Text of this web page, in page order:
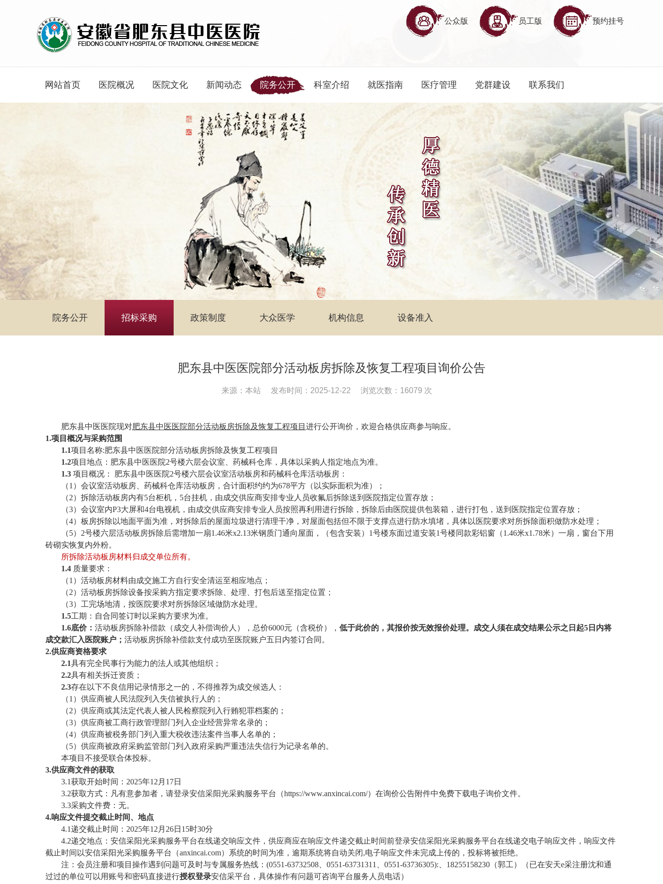
公众版 员工版 预约挂号
网站首页 医院概况 医院文化 新闻动态 院务公开 科室介绍 就医指南 医疗管理 党群建设 联系我们
院务公开 招标采购 政策制度 大众医学 机构信息 设备准入
肥东县中医医院部分活动板房拆除及恢复工程项目询价公告
来源：本站 发布时间：2025-12-22 浏览次数：16079 次
肥东县中医医院现对肥东县中医医院部分活动板房拆除及恢复工程项目 进行公开询价 ，欢迎合格供应商参与响应。
1.项目概况与采购范围
1.1项目 名称:肥东县中医医院部分活动板房拆除及恢复工程项目
1.2项目地点： 肥东县中医医院2号楼六层会议室、药械科仓库， 具体以采购人指定地点为准。
1.3 项目概况 ： 肥东县中医医院2号楼六层会议室活动板 房和药械科仓库活动板房：
（1）会议室活动板房、 药械科仓库活动板房， 合计面积约约为678平方（以实际面积为准）；
（2） 拆除活动板房内有5台柜机，5台挂机 ， 由成交供应商安排专业人员收氟后拆除送到医院指定位置存放 ；
（3）会议室内P3大屏和4台电视机，由成交供应商安排专业 人员按照再利用进行拆除，拆除后由医院提供包装箱，进行打包，送到医院指定位置存放；
（4）板房拆除以地面平面为准，对拆除后的屋面垃圾进行清理干净，对屋面包括但不限于支撑点进行防水填堵，具体以医院要求对所拆除面积做防水处理；
（5）2号楼六层活动板房拆除后需增加一扇1.46米x2.13米钢质门通向屋面，（包含安装）1号楼东面过道安装1号楼同款彩铝窗（1.46米x1.78米）一扇，窗台下用
砖砌实恢复内外粉。
所拆除活动板房材料归 成交单位所有。
1.4 质量要求：
（1） 活动板房材料由成交施工方自行安全清运至相应地点；
（2）活动板房拆除设备按采购方指定要求拆除、处理、打包后送至指定位置；
（3）工完场地清，按医院要求对所拆除区域做防水处理。
1.5工期 ： 自合同签订时以采购方要求为准。
1.6底价： 活动板房拆除补偿款（成交人补偿询价人） ， 总价6000元 （含税价）， 低于此价的，其报价按无效报价处理。 成交人须在成交结果公示之日起5日内将
成交款汇入医院账户； 活动板房拆除补偿款支付成功至医院账户五日内签订合同。
2.供应商资格要求
2.1具有完全民事行为能力的法人或其他组织；
2.2具有相关拆迁资质；
2.3存在以下不良信用记录情形之一的，不得推荐为成交候选人：
（1） 供应商被人民法院列入失信被执行人的；
（2） 供应商或其法定代表人被人民检察院列入行贿犯罪档案的；
（3） 供应商被工商行政管理部门列入企业经营异常名录的；
（4） 供应商被税务部门列入重大税收违法案件当事人名单的；
（5） 供应商被政府采购监管部门列入政府采购严重违法失信行为记录名单的。
本项目不接受联合体投标。
3.供应商文件的获取
3.1获取开始时间： 2025年12 月 17日
3.2获取方式：凡有意参加者 ， 请登录安信采阳光采购服务平台 （https://www.anxincai.com/） 在询价公告附件中免费下载电子询价文件。
3.3采购文件费：无。
4.响应文件提交截止时间、地点
4.1递交截止时间： 2025年12 月 26日 15时30分
4.2递交地点： 安信采阳光采购服务平台在线递交响应文件 ， 供应商应在响应文件递交截止时间前登录安信采阳光采购服务平台在线递交电子响应文件 ， 响应文件
截止时间以安信采阳光采购服务平台 （anxincai.com）系统的时间为准，逾期系统将自动关闭,电子响应文件未完成上传的， 投标将被拒绝。
注：会员注册和项目操作遇到问题可及时与专属服务热线： (0551-63732508、0551-63731311、0551-63736305):、18255158230（郭工）（已在安天e采注册沈和通
过过的单位可以用账号和密码直接进行授权登录安信采平台，具体操作有问题可咨询平台服务人员电话）